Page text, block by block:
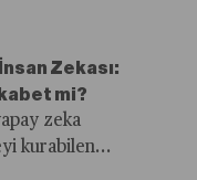
Zekası:
mi?
zeka
kurabilen